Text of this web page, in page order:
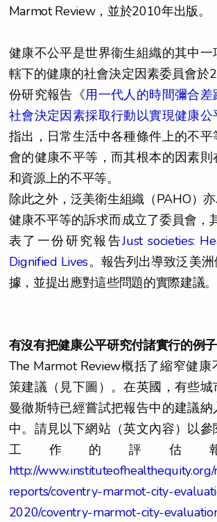
Marmot Review，並於2010年出版。
健康不公平是世界衞生組織的其中
轄下的健康的社會決定因素委員會於
份研究報告《用一代人的時間彌合
社會決定因素採取行動以實現健康公
指出，日常生活中各種條件上的不
會的健康不平等，而其根本的因素則
和資源上的不平等。
除此之外，泛美衛生組織（PAHO）
健康不平等的訴求而成立了委員會，
表了一份研究報告Just societies:
Dignified Lives。報告列出導致泛美
據，並提出應對這些問題的實際建議。
有沒有把健康公平研究付諸實行的例
The Marmot Review概括了縮窄健
策建議（見下圖）。在英國，有些
曼徹斯特已經嘗試把報告中的建議
中。請見以下網站（英文內容）以
工作的評估
http://
reports/coventry-marmot-city-
2020/coventry-marmot-city-